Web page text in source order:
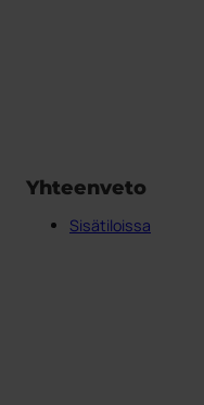
Yhteenveto
Sisätiloissa